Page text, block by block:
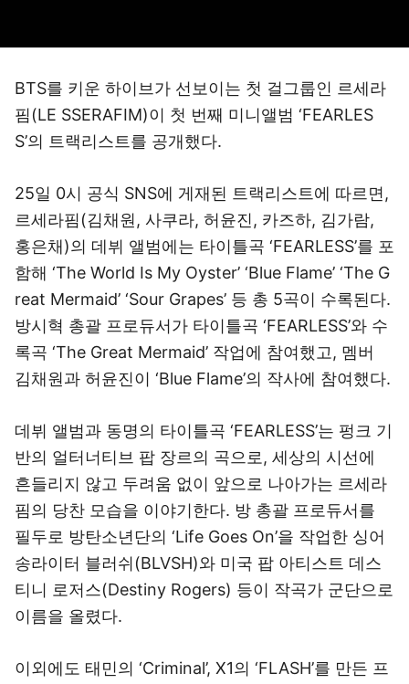
BTS를 키운 하이브가 선보이는 첫 걸그룹인 르세라
핌(LE SSERAFIM)이 첫 번째 미니앨범 ‘FEARLES
S’의 트랙리스트를 공개했다.
25일 0시 공식 SNS에 게재된 트랙리스트에 따르면,
르세라핌(김채원, 사쿠라, 허윤진, 카즈하, 김가람,
홍은채)의 데뷔 앨범에는 타이틀곡 ‘FEARLESS’를 포
함해 ‘The World Is My Oyster’ ‘Blue Flame’ ‘The G
reat Mermaid’ ‘Sour Grapes’ 등 총 5곡이 수록된다.
방시혁 총괄 프로듀서가 타이틀곡 ‘FEARLESS’와 수
록곡 ‘The Great Mermaid’ 작업에 참여했고, 멤버
김채원과 허윤진이 ‘Blue Flame’의 작사에 참여했다.
데뷔 앨범과 동명의 타이틀곡 ‘FEARLESS’는 펑크 기
반의 얼터너티브 팝 장르의 곡으로, 세상의 시선에
흔들리지 않고 두려움 없이 앞으로 나아가는 르세라
핌의 당찬 모습을 이야기한다. 방 총괄 프로듀서를
필두로 방탄소년단의 ‘Life Goes On’을 작업한 싱어
송라이터 블러쉬(BLVSH)와 미국 팝 아티스트 데스
티니 로저스(Destiny Rogers) 등이 작곡가 군단으로
이름을 올렸다.
이외에도 태민의 ‘Criminal’, X1의 ‘FLASH’를 만든 프